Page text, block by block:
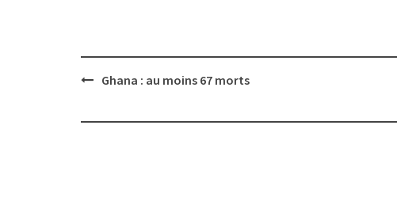
PostGhana : au moins 67 morts